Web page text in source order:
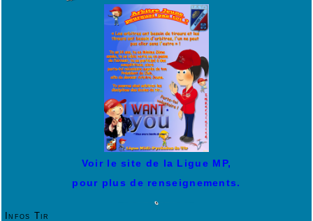
Voir le site de la Ligue MP,
pour plus de renseignements.
Infos Tir